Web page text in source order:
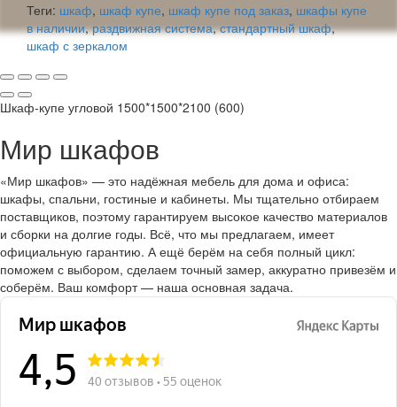
Теги: шкаф, шкаф купе, шкаф купе под заказ, шкафы купе
в наличии,раздвижная система,стандартный шкаф,
шкаф с зеркалом
Шкаф-купе угловой 1500*1500*2100 (600)
Мир шкафов
«Мир шкафов» — это надёжная мебель для дома и офиса:
шкафы, спальни, гостиные и кабинеты. Мы тщательно отбираем
поставщиков, поэтому гарантируем высокое качество материалов
и сборки на долгие годы. Всё, что мы предлагаем, имеет
официальную гарантию. А ещё берём на себя полный цикл:
поможем с выбором, сделаем точный замер, аккуратно привезём и
соберём. Ваш комфорт — наша основная задача.